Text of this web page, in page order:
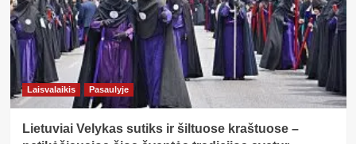
ir
tuštinimosi
įpročių
pokyčių.
Būtiniausių
priežiūros
priemonių
Laisvalaikis Pasaulyje
Lietuviai Velykas sutiks ir šiltuose kraštuose –